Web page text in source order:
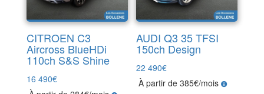
CITROEN C3
Aircross BlueHDi
110ch S&S Shine
16 490€
AUDI Q3 35 TFSI
150ch Design
22 490€
À partir de 385€/mois